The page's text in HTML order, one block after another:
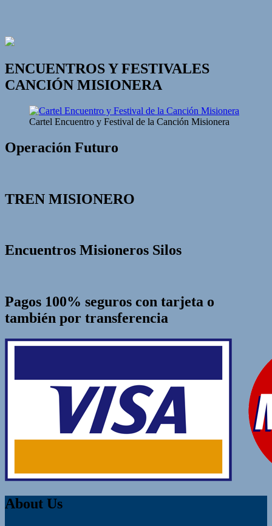
ENCUENTROS Y FESTIVALES
CANCIÓN MISIONERA
Cartel Encuentro y Festival de la Canción Misionera
Operación Futuro
TREN MISIONERO
Encuentros Misioneros Silos
Pagos 100% seguros con tarjeta o
también por transferencia
About Us